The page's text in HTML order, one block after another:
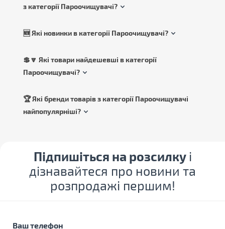
з категорії Пароочищувачі?
🆕 Які новинки в категорії Пароочищувачі?
💲🔽 Які товари найдешевші в категорії
Пароочищувачі?
🏆 Які бренди товарів з категорії Пароочищувачі
найпопулярніші?
Підпишіться на розсилку і
дізнавайтеся про новини та
розпродажі першим!